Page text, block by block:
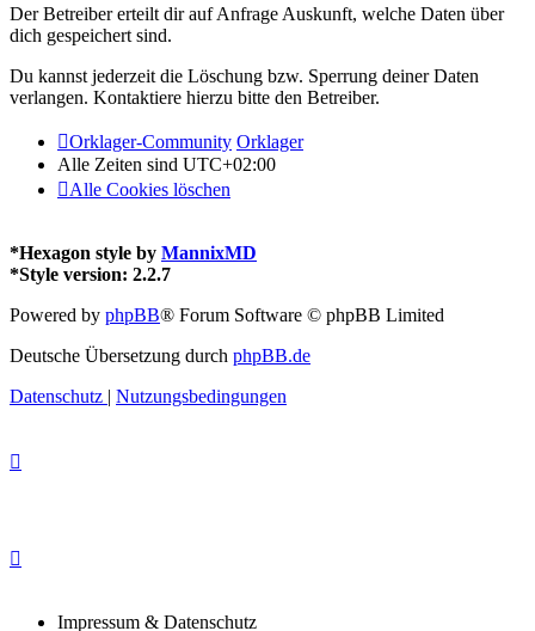
Der Betreiber erteilt dir auf Anfrage Auskunft, welche Daten über
dich gespeichert sind.
Du kannst jederzeit die Löschung bzw. Sperrung deiner Daten
verlangen. Kontaktiere hierzu bitte den Betreiber.
Orklager-Community Orklager
Alle Zeiten sind UTC+02:00
Alle Cookies löschen
*Hexagon style by MannixMD
*Style version: 2.2.7
Powered by phpBB® Forum Software © phpBB Limited
Deutsche Übersetzung durch phpBB.de
Datenschutz | Nutzungsbedingungen
Impressum & Datenschutz